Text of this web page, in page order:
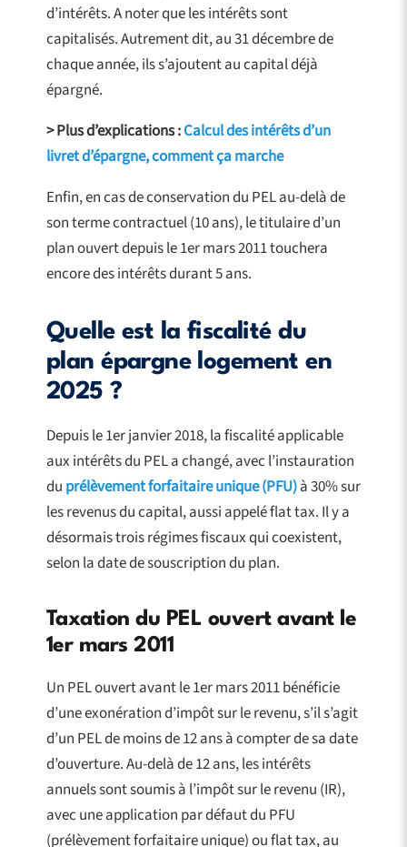
d’intérêts. A noter que les intérêts sont
capitalisés. Autrement dit, au 31 décembre de
chaque année, ils s’ajoutent au capital déjà
épargné.
> Plus d’explications :Calcul des intérêts d’un
livret d’épargne, comment ça marche
Enfin, en cas de conservation du PEL au-delà de
son terme contractuel (10 ans), le titulaire d’un
plan ouvert depuis le 1er mars 2011 touchera
encore des intérêts durant 5 ans.
Quelle est la fiscalité du
plan épargne logement en
2025 ?
Depuis le 1er janvier 2018, la fiscalité applicable
aux intérêts du PEL a changé, avec l’instauration
du prélèvement forfaitaire unique (PFU)à 30% sur
les revenus du capital, aussi appelé flat tax. Il y a
désormais trois régimes fiscaux qui coexistent,
selon la date de souscription du plan.
Taxation du PEL ouvert avant le
1er mars 2011
Un PEL ouvert avant le 1er mars 2011 bénéficie
d’une exonération d’impôt sur le revenu, s’il s’agit
d’un PEL de moins de 12 ans à compter de sa date
d’ouverture. Au-delà de 12 ans, les intérêts
annuels sont soumis à l’impôt sur le revenu (IR),
avec une application par défaut du PFU
(prélèvement forfaitaire unique) ou flat tax, au